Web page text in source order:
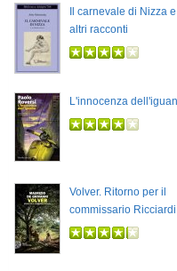
Il carnevale di Nizza e
altri racconti
L'innocenza
Volver. Ritorno per il
commissario Ricciardi